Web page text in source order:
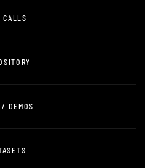
CALLS
/ DEMOS